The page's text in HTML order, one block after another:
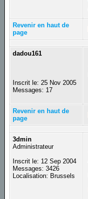
Revenir en haut de
page
dadou161
Inscrit le: 25 Nov 2005
Messages: 17
Revenir en haut de
page
3dmin
Administrateur
Inscrit le: 12 Sep 2004
Messages: 3426
Localisation: Brussels